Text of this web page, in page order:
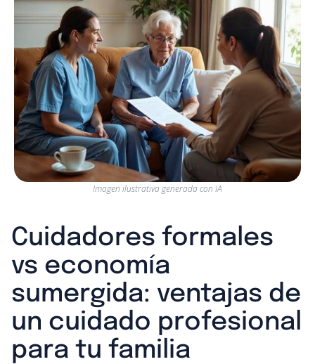
Imagen ilustrativa generada con IA
Cuidadores formales
vs economía
sumergida: ventajas de
un cuidado profesional
para tu familia